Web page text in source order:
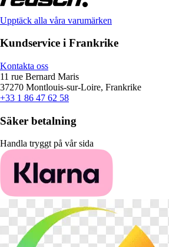
Upptäck alla våra varumärken
Kundservice i Frankrike
Kontakta oss
11 rue Bernard Maris
37270 Montlouis-sur-Loire, Frankrike
+33 1 86 47 62 58
Säker betalning
Handla tryggt på vår sida